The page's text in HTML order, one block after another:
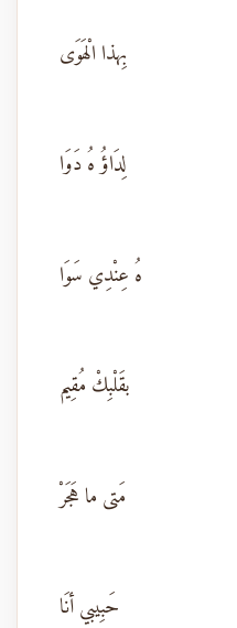
بِهذا الْهَوَى
لِدَاؤُ هُ دَوَا
هُ عِنْدِي سَوَا
بقَلْبِكْ مُقِيم
مَتى ما هَجَرْ
حَبِيبي أنَا